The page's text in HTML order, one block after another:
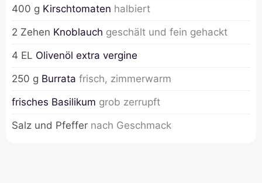
400 g Kirschtomaten halbiert
2 Zehen Knoblauch geschält und fein gehackt
4 EL Olivenöl extra vergine
250 g Burrata frisch, zimmerwarm
frisches Basilikum grob zerrupft
Salz und Pfeffer nach Geschmack